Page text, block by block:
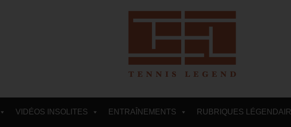
VIDÉOS INSOLITES ENTRAÎNEMENTS RUBRIQUES